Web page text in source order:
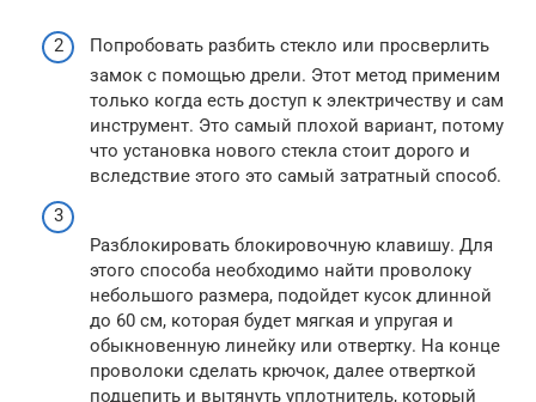
Попробовать разбить стекло или просверлить
замок с помощью дрели. Этот метод применим
только когда есть доступ к электричеству и сам
инструмент. Это самый плохой вариант, потому
что установка нового стекла стоит дорого и
вследствие этого это самый затратный способ.
Разблокировать блокировочную клавишу. Для
этого способа необходимо найти проволоку
небольшого размера, подойдет кусок длинной
до 60 см, которая будет мягкая и упругая и
обыкновенную линейку или отвертку. На конце
проволоки сделать крючок, далее отверткой
подцепить и вытянуть уплотнитель, который